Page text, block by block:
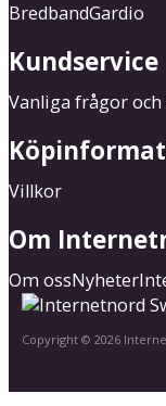
BredbandGardio
Kundservice
Vanliga frågor och
Villkor
Om
Om ossNyheter
Copyright © 2026